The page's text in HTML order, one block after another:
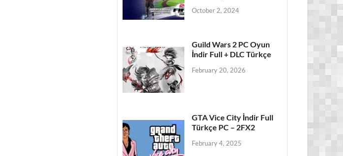
October 2, 2024
Guild Wars 2 PC Oyun
İndir Full + DLC Türkçe
February 20, 2026
GTA Vice City İndir Full
Türkçe PC – 2FX2
February 4, 2025